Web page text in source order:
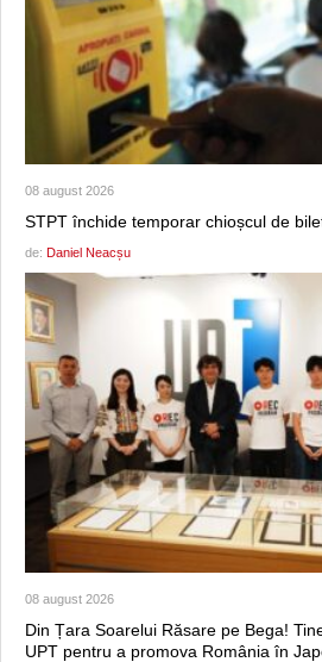
08 august 2026
STPT închide temporar chioșcul de
de: Daniel Neacșu
08 august 2026
Din Țara Soarelui Răsare pe Bega!
UPT pentru a promova România în